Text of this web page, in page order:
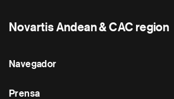
Novartis Andean & CAC region
Navegador
Prensa